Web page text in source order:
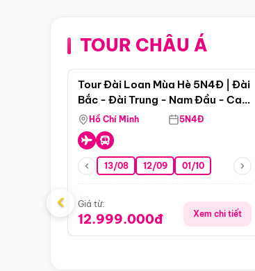
TOUR CHÂU ÁĐiểm nổi bật
Tour Đài Loan Mùa Hè 5N4Đ | Đài
Bắc - Đài Trung - Nam Đầu - Cao
Hùng ( Bay Vn)
Hồ Chí Minh 5N4Đ
13/08 12/09 01/10
Giá từ:
12.999.000đ Xem chi tiết
‹